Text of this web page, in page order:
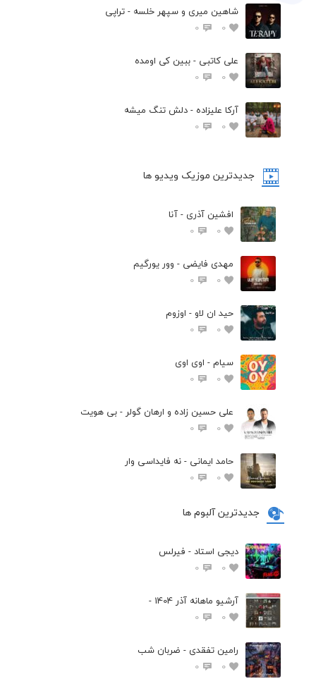
شاهین میری و سپهر خلسه - تراپی
0
0
علی کاتبی - ببین کی اومده
0
0
آرکا علیزاده - دلش تنگ میشه
0
0
جدیدترین موزیک ویدیو ها
افشین آذری - آنا
0
0
مهدی فایضی - وور یورگیم
0
0
حید ان لاو - اوزوم
0
0
سیام - اوی اوی
0
0
علی حسین زاده و ارهان گولر - بی هویت
0
0
حامد ایمانی - نه فایداسی وار
0
0
جدیدترین آلبوم ها
دیجی استاد - فیرلس
0
0
آرشیو ماهانه آذر 1404 -
0
0
رامین تفقدی - ضربان شب
0
0